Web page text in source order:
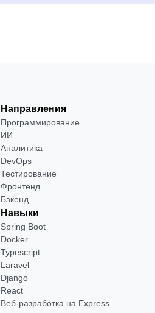
Направления
Программирование
ИИ
Аналитика
DevOps
Тестирование
Фронтенд
Бэкенд
Навыки
Spring Boot
Docker
Typescript
Laravel
Django
React
Веб-разработка на Express